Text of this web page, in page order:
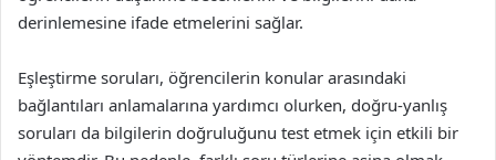
derinlemesine ifade etmelerini sağlar.
Eşleştirme soruları, öğrencilerin konular arasındaki
bağlantıları anlamalarına yardımcı olurken, doğru-yanlış
soruları da bilgilerin doğruluğunu test etmek için etkili bir